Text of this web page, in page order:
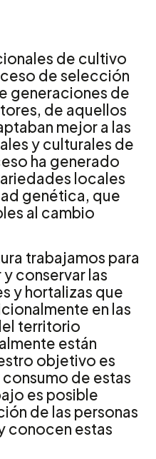
de cultivo
de selección
generaciones de
de aquellos
mejor a las
y culturales de
ha generado
locales
genética, que
al cambio
trabajamos para
conservar las
y hortalizas que
en las
territorio
están
objetivo es
de estas
es posible
de las personas
conocen estas